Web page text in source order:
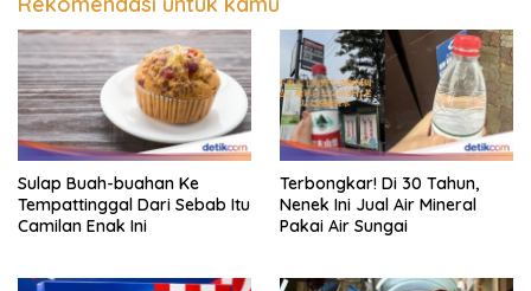
Sulap Buah-buahan Ke
Tempattinggal Dari Sebab Itu
Camilan Enak Ini
Terbongkar! Di 30 Tahun,
Nenek Ini Jual Air Mineral
Pakai Air Sungai